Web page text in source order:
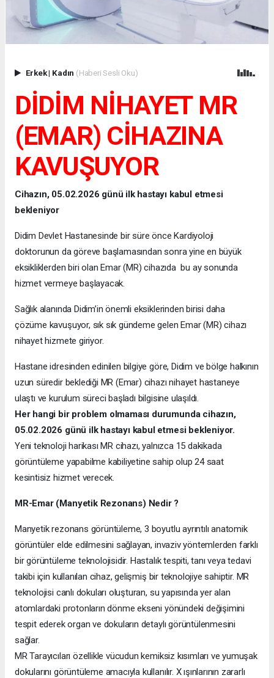
Erkek| Kadın (Haberi Sesli Oku)
DİDİM NİHAYET MR
(EMAR) CİHAZINA
KAVUŞUYOR
Cihazın, 05.02.2026 günü ilk hastayı kabul etmesi
bekleniyor
Didim Devlet Hastanesinde bir süre önce Kardiyoloji
doktorunun da göreve başlamasından sonra yine en büyük
eksikliklerden biri olan Emar (MR) cihazıda bu ay sonunda
hizmet vermeye başlayacak.
Sağlık alanında Didim’in önemli eksiklerinden birisi daha
çözüme kavuşuyor, sık sık gündeme gelen Emar (MR) cihazı
nihayet hizmete giriyor.
Hastane idresinden edinilen bilgiye göre, Didim ve bölge halkının
uzun süredir beklediği MR (Emar) cihazı nihayet hastaneye
ulaştı ve kurulum süreci başladı bilgisine ulaşıldı.
Her hangi bir problem olmaması durumunda cihazın,
05.02.2026 günü ilk hastayı kabul etmesi bekleniyor.
Yeni teknoloji harikası MR cihazı, yalnızca 15 dakikada
görüntüleme yapabilme kabiliyetine sahip olup 24 saat
kesintisiz hizmet verecek.
MR-Emar (Manyetik Rezonans) Nedir ?
Manyetik rezonans görüntüleme, 3 boyutlu ayrıntılı anatomik
görüntüler elde edilmesini sağlayan, invaziv yöntemlerden farklı
bir görüntüleme teknolojisidir. Hastalık tespiti, tanı veya tedavi
takibi için kullanılan cihaz, gelişmiş bir teknolojiye sahiptir. MR
teknolojisi canlı dokuları oluşturan, su yapısında yer alan
atomlardaki protonların dönme ekseni yönündeki değişimini
tespit ederek organ ve dokuların detaylı görüntülenmesini
sağlar.
MR Tarayıcıları özellikle vücudun kemiksiz kısımları ve yumuşak
dokularını görüntüleme amacıyla kullanılır. X ışınlarının zararlı